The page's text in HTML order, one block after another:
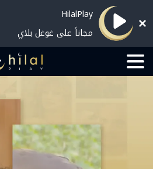
HilalPlay
مجاناً على غوغل بلاي